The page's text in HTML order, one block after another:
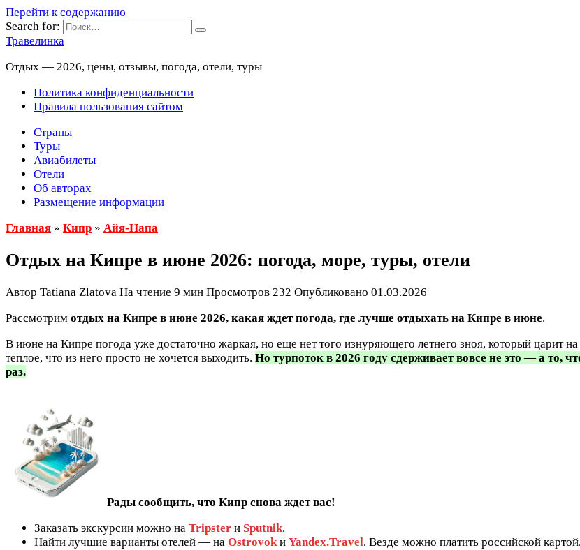
Перейти к содержанию
Search for:
Травелинка
Отдых — 2026, цены, отзывы, погода, отели, туры
Политика конфиденциальности
Правила пользования сайтом
Страны
Туры
Авиабилеты
Отели
Об авторах
Размещение информации
Главная » Кипр » Айя-Напа
Отдых на Кипре в июне 2026: погода, море, туры, отели
Автор Tatiana Zlatova На чтение 9 мин Просмотров 232 Опубликовано 01.03.2026
Рассмотрим отдых на Кипре в июне 2026, какая ждет погода, где лучше отдыхать на Кипре в июне.
В июне на Кипре погода уже достаточно жаркая, но еще нет того изнуряющего летнего зноя, который царит
теплое, что из него просто не хочется выходить. Но турпоток в 2026 году сдерживает вовсе не это — а то,
раз.
Рады сообщить, что Кипр снова ждет вас!
Заказать экскурсии можно на Tripster и Sputnik.
Найти лучшие варианты отелей — на Ostrovokи Yandex.Travel. Везде можно платить российской картой.